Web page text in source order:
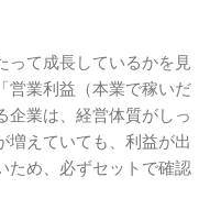
って成長しているかを見
営業利益（本業で稼いだ
企業は、経営体質がしっ
増えていても、利益が出
ため、必ずセットで確認